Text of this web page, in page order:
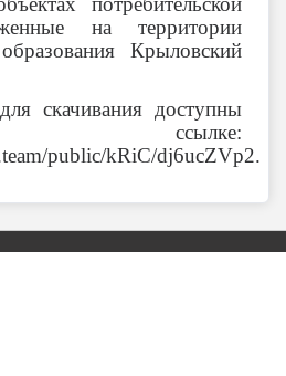
на территории
Крыловский
скачивания доступны
public/kRiC/dj6ucZVp2.